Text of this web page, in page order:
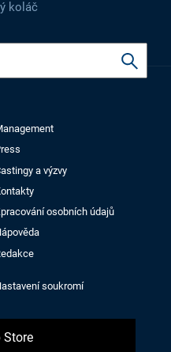
koláč
a výzvy
osobních údajů
soukromí
Store